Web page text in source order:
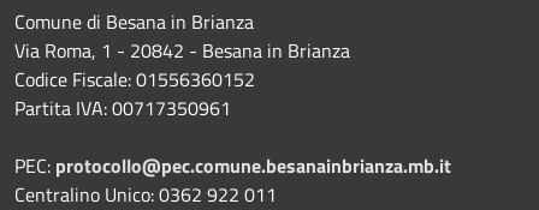
Comune di Besana in Brianza
Via Roma, 1 - 20842 - Besana in Brianza
Codice Fiscale: 01556360152
Partita IVA: 00717350961
PEC: protocollo@pec.comune.besanainbrianza.mb.it
Centralino Unico: 0362 922 011